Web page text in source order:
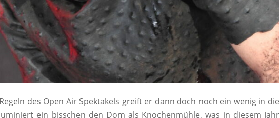
des Open Air Spektakels greift er dann doch noch ein wenig in die
ein bisschen den Dom als Knochenmühle, was in diesem Jahr